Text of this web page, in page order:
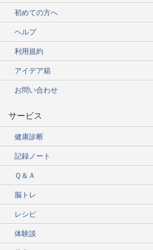
初めての方へ
ヘルプ
利用規約
アイデア箱
お問い合わせ
サービス
健康診断
記録ノート
Ｑ＆Ａ
脳トレ
レシピ
体験談